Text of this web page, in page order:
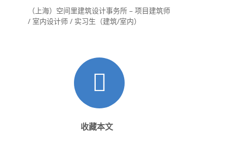
（上海）空间里建筑设计事务所 – 项目建筑师
/ 室内设计师 / 实习生（建筑/室内）
收藏本文